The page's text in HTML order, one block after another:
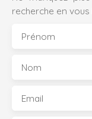
recherche en
Prénom
Nom
Email